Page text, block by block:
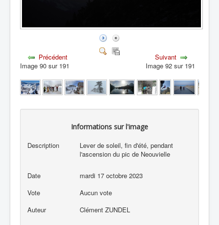
Précédent
Image 90 sur 191
Suivant
Image 92 sur 191
Informations sur l'image
Description
Lever de soleil, fin d'été, pendant
l'ascension du pic de Neouvielle
Date
mardi 17 octobre 2023
Vote
Aucun vote
Auteur
Clément ZUNDEL